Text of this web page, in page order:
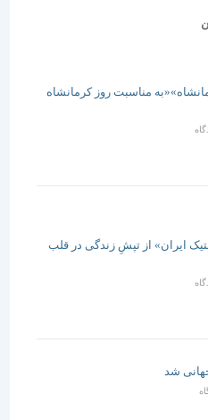
مناسبت روز کرمانشاه
از تپشِ زندگی در قلب